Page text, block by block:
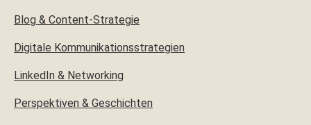
Blog & Content-Strategie
Digitale Kommunikationsstrategien
LinkedIn & Networking
Perspektiven & Geschichten